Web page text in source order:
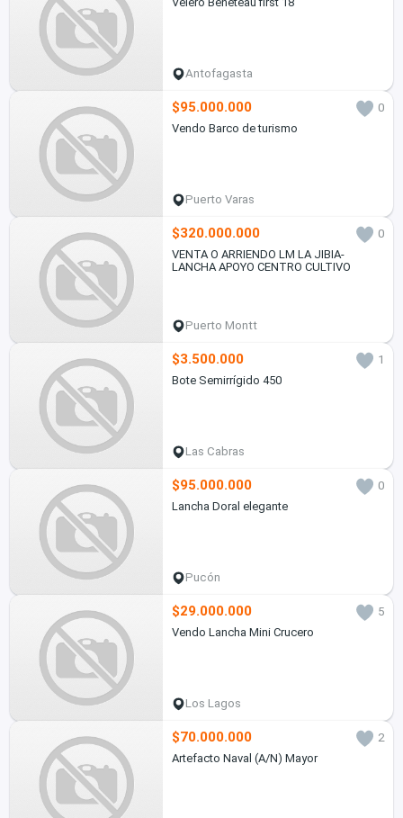
Antofagasta
$95.000.000
0
Vendo Barco de turismo
Puerto Varas
$320.000.000
0
VENTA O ARRIENDO LM LA JIBIA-
LANCHA APOYO CENTRO CULTIVO
Puerto Montt
$3.500.000
1
Bote Semirrígido 450
Las Cabras
$95.000.000
0
Lancha Doral elegante
Pucón
$29.000.000
5
Vendo Lancha Mini Crucero
Los Lagos
$70.000.000
2
Artefacto Naval (A/N) Mayor